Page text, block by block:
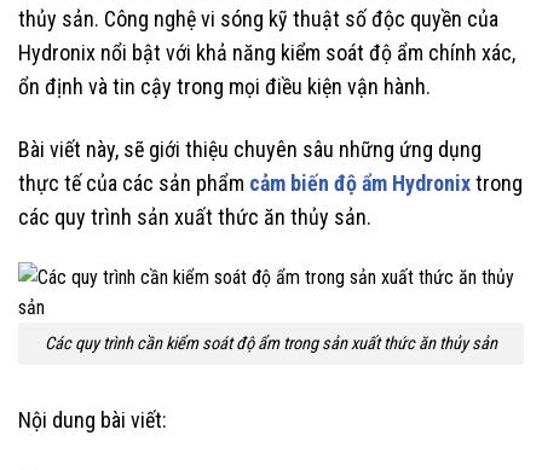
thủy sản. Công nghệ vi sóng kỹ thuật số độc quyền của
Hydronix nổi bật với khả năng kiểm soát độ ẩm chính xác,
ổn định và tin cậy trong mọi điều kiện vận hành.
Bài viết này, sẽ giới thiệu chuyên sâu những ứng dụng
thực tế của các sản phẩm cảm biến độ ẩm Hydronixtrong
các quy trình sản xuất thức ăn thủy sản.
Các quy trình cần kiểm soát độ ẩm trong sản xuất thức ăn thủy sản
Nội dung bài viết: